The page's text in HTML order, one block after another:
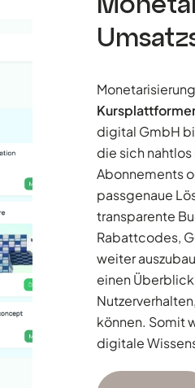
digital GmbH
die sich
Abonnements
passgenaue
transparente
Rabattcodes,
weiter
einen
können. Somit
digitale